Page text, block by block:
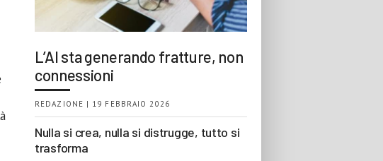
L’AI sta generando fratture, non
connessioni
REDAZIONE | 19 FEBBRAIO 2026
Nulla si crea, nulla si distrugge, tutto si
trasforma